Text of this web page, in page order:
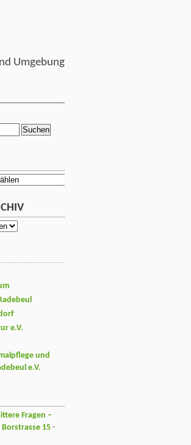
Umgebung
e.V.
und
e.V.
Fragen –
15 -